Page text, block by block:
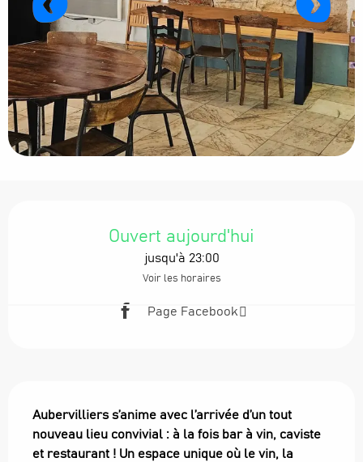
Ouvert aujourd'hui
jusqu'à 23:00
Voir les horaires
Page Facebook
Aubervilliers s’anime avec l’arrivée d’un tout
nouveau lieu convivial : à la fois bar à vin, caviste
et restaurant ! Un espace unique où le vin, la